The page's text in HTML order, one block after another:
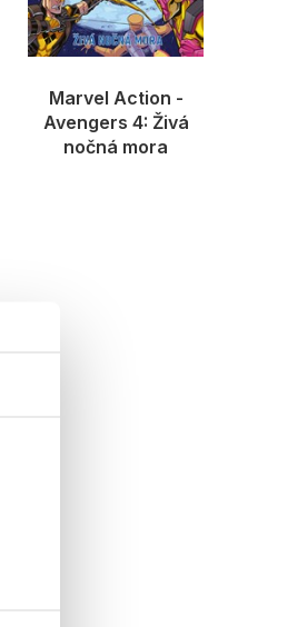
Marvel Action -
Avengers 4: Živá
nočná mora